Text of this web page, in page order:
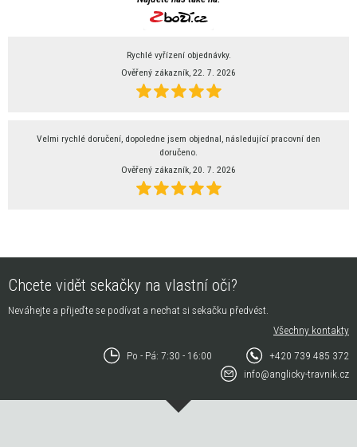
Rychlé vyřízení objednávky.
Ověřený zákazník, 22. 7. 2026
Velmi rychlé doručení, dopoledne jsem objednal, následující pracovní den
doručeno.
Ověřený zákazník, 20. 7. 2026
Chcete vidět sekačky na vlastní oči?
Neváhejte a přijeďte se podívat a nechat si sekačku předvést.
Všechny kontakty
Po - Pá: 7:30 - 16:00
+420 739 485 372
info@anglicky-travnik.cz